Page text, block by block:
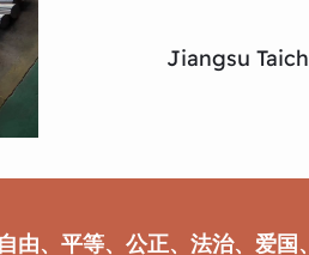
Jiangsu
由、平等、公正、法治、爱国